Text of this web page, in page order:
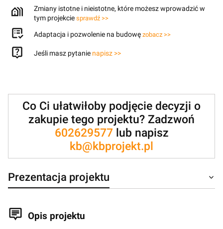
Zmiany istotne i nieistotne, które możesz wprowadzić w
tym projekcie sprawdź >>
Adaptacja i pozwolenie na budowę zobacz >>
Jeśli masz pytanie napisz >>
Co Ci ułatwiłoby podjęcie decyzji o
zakupie tego projektu? Zadzwoń
602629577lub napisz
kb@kbprojekt.pl
Prezentacja projektu
Opis projektu